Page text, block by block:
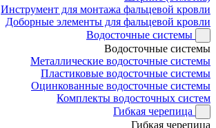
Инструмент для монтажа фальцевой кровли
Доборные элементы для фальцевой кровли
Водосточные системы
Водосточные системы
Металлические водосточные системы
Пластиковые водосточные системы
Оцинкованные водосточные системы
Комплекты водосточных систем
Гибкая черепица
Гибкая черепица